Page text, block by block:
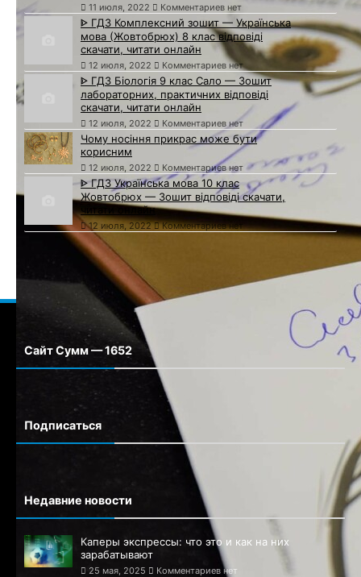
11 июля, 2022 Комментариев нет
ᐈ ГДЗ Комплексний зошит — Українська
мова (Жовтобрюх) 8 клас відповіді
скачати, читати онлайн
12 июля, 2022 Комментариев нет
ᐈ ГДЗ Біологія 9 клас Сало — Зошит
лабораторних, практичних відповіді
скачати, читати онлайн
12 июля, 2022 Комментариев нет
Чому носіння прикрас може бути
корисним
12 июля, 2022 Комментариев нет
ᐈ ГДЗ Українська мова 10 клас
Жовтобрюх — Зошит відповіді скачати,
читати онлайн
12 июля, 2022 Комментариев нет
Сайт Сумм — 1652
Подписаться
Недавние новости
Каперы экспрессы: что это и как на них
зарабатывают
25 мая, 2025 Комментариев нет